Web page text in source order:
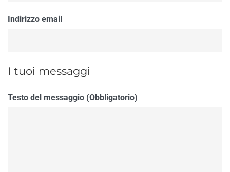
Indirizzo email
I tuoi messaggi
Testo del messaggio (Obbligatorio)